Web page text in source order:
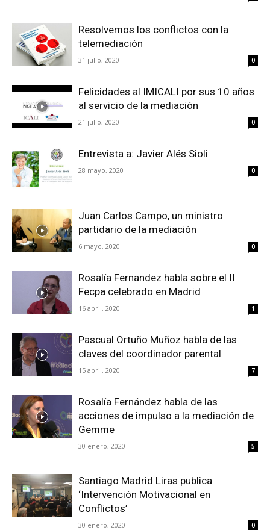
Resolvemos los conflictos con la
telemediación
31 julio, 2020 0
Felicidades al IMICALI por sus 10 años
al servicio de la mediación
21 julio, 2020 0
Entrevista a: Javier Alés Sioli
28 mayo, 2020 0
Juan Carlos Campo, un ministro
partidario de la mediación
6 mayo, 2020 0
Rosalía Fernandez habla sobre el II
Fecpa celebrado en Madrid
16 abril, 2020 1
Pascual Ortuño Muñoz habla de las
claves del coordinador parental
15 abril, 2020 7
Rosalía Fernández habla de las
acciones de impulso a la mediación de
Gemme
30 enero, 2020 5
Santiago Madrid Liras publica
‘Intervención Motivacional en
Conflictos’
30 enero, 2020 0